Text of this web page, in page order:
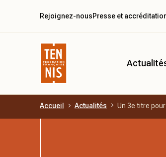
Aller au contenu principal
Rejoignez-nousPresse et
Accueil Actualités Un 3e titre